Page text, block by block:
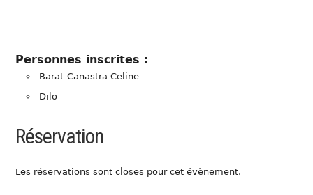
Personnes inscrites :
Barat-Canastra Celine
Dilo
Réservation
Les réservations sont closes pour cet évènement.